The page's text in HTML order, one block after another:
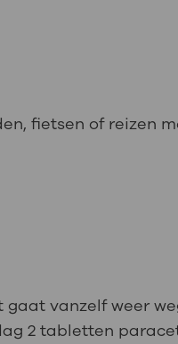
fietsen of reizen
vanzelf weer
2 tabletten